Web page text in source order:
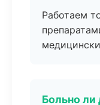
Работаем
Больно ли